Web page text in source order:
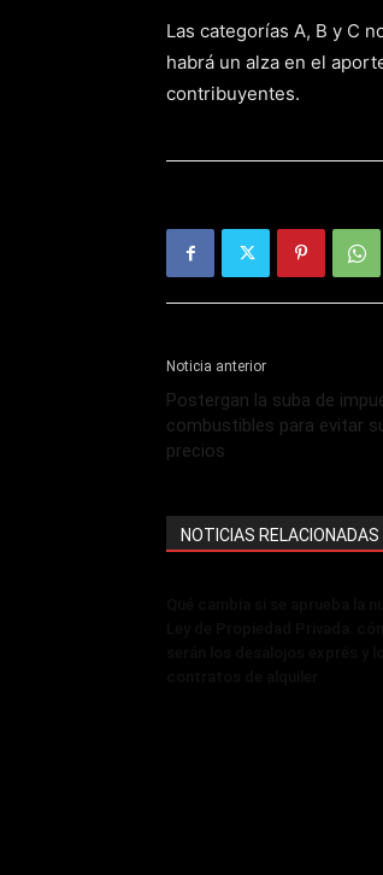
Las categorías A, B y C
habrá un alza en el
contribuyentes.
Noticia anterior
Postergan la suba de
combustibles para evitar
precios
NOTICIAS RELACIONADAS